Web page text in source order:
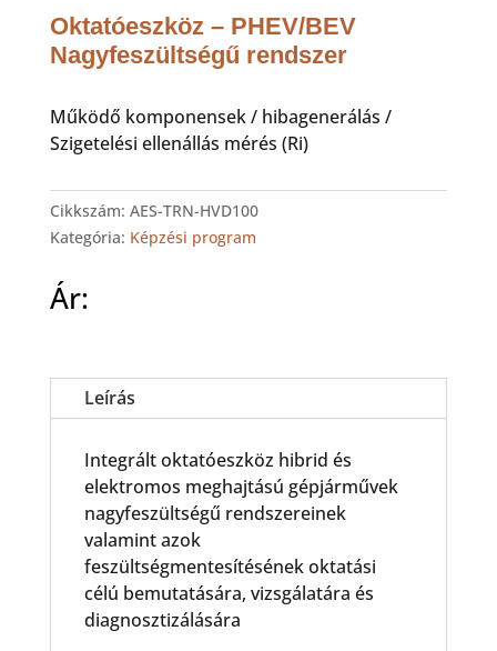
Oktatóeszköz – PHEV/BEV
Nagyfeszültségű rendszer
Működő komponensek / hibagenerálás /
Szigetelési ellenállás mérés (Ri)
Cikkszám: AES-TRN-HVD100
Kategória: Képzési program
Ár:
Leírás
Integrált oktatóeszköz hibrid és
elektromos meghajtású gépjárművek
nagyfeszültségű rendszereinek
valamint azok
feszültségmentesítésének oktatási
célú bemutatására, vizsgálatára és
diagnosztizálására